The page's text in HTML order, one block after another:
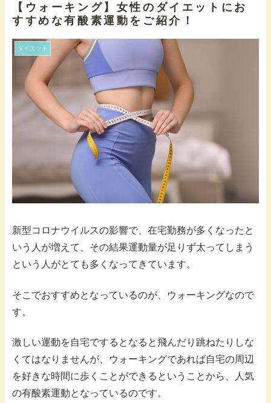
【ウォーキング】女性のダイエットにお
すすめな有酸素運動をご紹介！
ダイエット
新型コロナウイルスの影響で、在宅勤務が多くなったと
いう人が増えて、その結果運動量が足りず太ってしまう
という人がとても多くなってきています。
そこでおすすめとなっているのが、ウォーキングなので
す。
激しい運動を自宅でするとなると飛んだり跳ねたりしな
くてはなりませんが、ウォーキングであれば自宅の周辺
を好きな時間に歩くことができるということから、人気
の有酸素運動となっているのです。